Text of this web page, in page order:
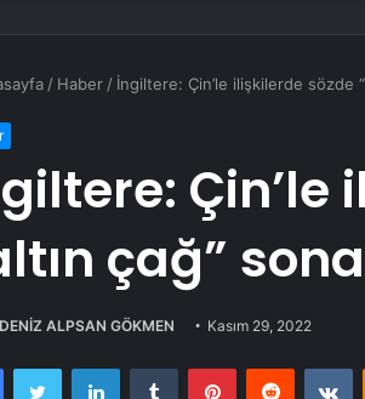
/ Haber / İngiltere: Çin’le ilişkilerde sözde
Çin’le
çağ”
DENİZ ALPSAN GÖKMEN Kasım 29, 2022
FacebookTwitter LinkedInTumblr PinterestReddit